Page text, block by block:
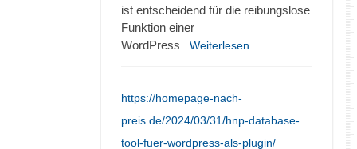
ist entscheidend für die reibungslose
Funktion einer
WordPress ...Weiterlesen
https://homepage-nach-
preis.de/2024/03/31/hnp-database-
tool-fuer-wordpress-als-plugin/